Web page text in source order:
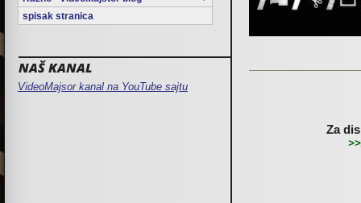
spisak stranica
NAŠ KANAL
VideoMajsor kanal na YouTube sajtu
Za